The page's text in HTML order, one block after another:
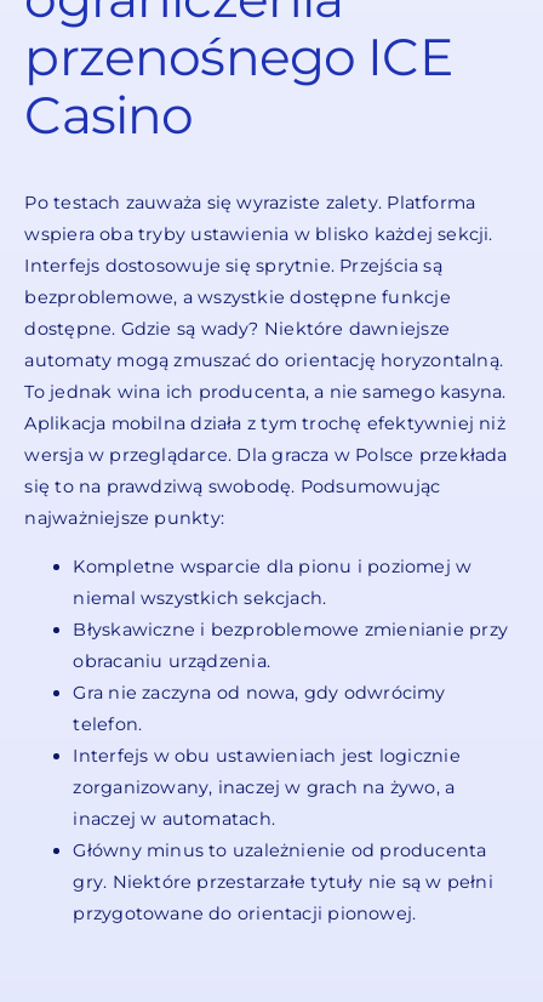
przenośnego ICE
Casino
Po testach zauważa się wyraziste zalety. Platforma
wspiera oba tryby ustawienia w blisko każdej sekcji.
Interfejs dostosowuje się sprytnie. Przejścia są
bezproblemowe, a wszystkie dostępne funkcje
dostępne. Gdzie są wady? Niektóre dawniejsze
automaty mogą zmuszać do orientację horyzontalną.
To jednak wina ich producenta, a nie samego kasyna.
Aplikacja mobilna działa z tym trochę efektywniej niż
wersja w przeglądarce. Dla gracza w Polsce przekłada
się to na prawdziwą swobodę. Podsumowując
najważniejsze punkty:
Kompletne wsparcie dla pionu i poziomej w
niemal wszystkich sekcjach.
Błyskawiczne i bezproblemowe zmienianie przy
obracaniu urządzenia.
Gra nie zaczyna od nowa, gdy odwrócimy
telefon.
Interfejs w obu ustawieniach jest logicznie
zorganizowany, inaczej w grach na żywo, a
inaczej w automatach.
Główny minus to uzależnienie od producenta
gry. Niektóre przestarzałe tytuły nie są w pełni
przygotowane do orientacji pionowej.